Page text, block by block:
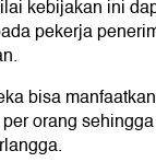
kebijakan ini
pekerja
bisa
orang